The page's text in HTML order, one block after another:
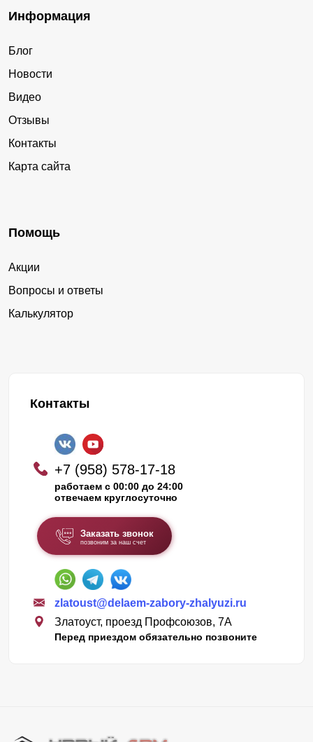
Информация
Блог
Новости
Видео
Отзывы
Контакты
Карта сайта
Помощь
Акции
Вопросы и ответы
Калькулятор
Контакты
+7 (958) 578-17-18
работаем с 00:00 до 24:00
отвечаем круглосуточно
Заказать звонок
позвоним за наш счет
zlatoust@delaem-zabory-zhalyuzi.ru
Златоуст, проезд Профсоюзов, 7А
Перед приездом обязательно позвоните